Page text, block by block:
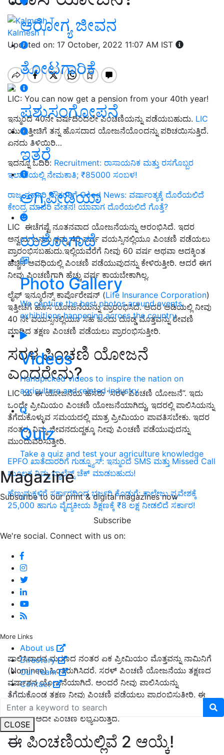
ಆರೋಗ್ಯ ಜೀವನ
ತೋಟಗಾರಿಕೆ
ಪಶುಸಂಗೋಪನೆ
ಇತರೆ
ಅಗ್ರಿಪೀಡಿಯಾ
ಯಶೋಗಾಥೆ
Photo Gallery
We capture the best photos around events,
exhibitions happening across the country
Videos
Handpicked videos to inspire the nation on
agriculture and related industry
Quiz
Take a quiz and test your agriculture knowledge
Magazine
Subscribe to our print & digital magazines now
Subscribe
We're social. Connect with us on:
More Links
About us
Directory
Our Team
Contact
CLOSE
Kalmesh T
Updated on: 17 October, 2022 11:07 AM IST
LIC: You can now get a pension from your 40th year!
ಇನ್ಮುಂದೆ 40ನೇ ವರ್ಷದಿಂದಲೇ ಪಿಂಚಣಿಯನ್ನು ಪಡೆಯಬಹುದು. LIC
ಯು ಇತ್ತೀಚಿಗೆ ತನ್ನ ಹೊಸದಾದ ಯೋಜನೆಯೊಂದನ್ನು ಪರಿಚಯಿಸುತ್ತಿದೆ.
ಏನದು ತಿಳಿಯಿರಿ…
ಇದನ್ನೂ ಓದಿರಿ: Recruitment: ರಾಸಾಯನಿಕ ಮತ್ತು ರಸಗೊಬ್ಬರ
ಇಲಾಖೆಯಲ್ಲಿ ನೇಮಕಾತಿ; ₹85000 ಸಂಬಳ!
ರಾಜ್ಯ ಸರ್ಕಾರಿ ನೌಕರರಿಗೆ Good News: ವರ್ಷಾಂತ್ಯಕ್ಕೆ ದೊರೆಯಲಿದೆ
ಕೇಂದ್ರ ಮಾದರಿ ವೇತನ! ಯಾವಾಗ ದೊರೆಯಲಿದೆ ಗೊತ್ತೆ?
LIC ಈಚೆಗಷ್ಟೆ ನೂತನವಾದ ಯೋಜನೆಯನ್ನು ಆರಂಭಿಸಿದೆ. ಇದರ
ಅನ್ವಯ ಜನರು ತಮ್ಮ 40 ವರ್ಷ ವಯಸ್ಸಿನಲ್ಲಿಯೂ ಪಿಂಚಣಿ ಪಡೆಯಲು
ಪ್ರಾರಂಭಿಸಬಹುದು.ಇಲ್ಲಿಯವರೆಗೆ ನೀವು 60 ವರ್ಷ ಅಥವಾ ಅದಕ್ಕಿಂತ
ಹೆಚ್ಚಿನ ಅವಧಿಯಲ್ಲಿ ಪಿಂಚಣಿ ಪಡೆಯುವುದನ್ನು ಕೇಳಿರುತ್ತೀರಿ. ಆದರೆ ಈಗ
ನೀವು ಪಿಂಚಣಿಗಾಗಿ ಹೆಚ್ಚು ವರ್ಷ ಕಾಯಬೇಕಾಗಿಲ್ಲ.
ಲೈಫ್ ಇನ್ಶೂರೆನ್ಸ್ ಕಾರ್ಪೊರೇಷನ್ (Life Insurance Corporation)
ಇತ್ತೀಚೆಗೆ ಹೊಸ ಯೋಜನೆಯನ್ನು ಪ್ರಾರಂಭಿಸಿದೆ. ಅದರ ಅಡಿಯಲ್ಲಿ ನೀವು
40 ನೇ ವಯಸ್ಸಿನಲ್ಲಿಯೂ ಸಹ ಒಂದು ದೊಡ್ಡ ಮೊತ್ತವನ್ನು ಠೇವಣಿ
ಮಾಡಿದ ತಕ್ಷಣ ಪಿಂಚಣಿ ಪಡೆಯಲು ಪ್ರಾರಂಭಿಸುತ್ತೀರಿ.
ಸರಳ ಪಿಂಚಣಿ ಯೋಜನೆ
ಎಂದರೇನು?
LIC ಯ ಈ ಯೋಜನೆಯ ಹೆಸರು “ಸರಳ ಪಿಂಚಣಿ ಯೋಜನೆ”. ಇದು
ಒಂದೇ ಪ್ರೀಮಿಯಂ ಪಿಂಚಣಿ ಯೋಜನೆಯಾಗಿದ್ದು, ಇದರಲ್ಲಿ ಪಾಲಿಸಿಯನ್ನು
ತೆಗೆದುಕೊಳ್ಳುವ ಸಮಯದಲ್ಲಿ ಮಾತ್ರ ಪ್ರೀಮಿಯಂ ಪಾವತಿಸಬೇಕು. ಇದರ
ನಂತರ, ನಿಮ್ಮ ಜೀವನದುದ್ದಕ್ಕೂ ನೀವು ಪಿಂಚಣಿ ಪಡೆಯುವುದನ್ನು
ಮುಂದುವರಿಸುತ್ತೀರಿ.
EPFO ಖಾತೆದಾರರಿಗೆ ಗುಡ್ನ್ಯೂಸ್: ಇನ್ಮುಂದೆ SMS ಮತ್ತು Missed Call
ಮೂಲಕ ನಿಮ್ಮ ಬ್ಯಾಲೆನ್ಸ್ ಚೆಕ್ ಮಾಡಬಹುದು!
ಹೆಣ್ಣುಮಕ್ಕಳಿಗೆ ಸರ್ಕಾರದಿಂದ ಭರ್ಜರಿ ಕೊಡುಗೆ: ಕಾಲೇಜು ಪ್ರವೇಶಕ್ಕೆ
25,000 ಹಾಗೂ ವೈದ್ಯಕೀಯ ಶಿಕ್ಷಣಕ್ಕೆ ₹8 ಲಕ್ಷ ನೀಡಲಿದೆ ಸರ್ಕಾರ!
ಪಾಲಿಸಿದಾರನ ಮರಣದ ನಂತರ ಏಕ ಪ್ರೀಮಿಯಂ ಮೊತ್ತವನ್ನು ನಾಮಿನಿಗೆ
(Nominee) ಹಿಂತಿರುಗಿಸಿದರೆ. ಸರಳ್ ಪಿಂಚಣಿ ಯೋಜನೆಯು ತಕ್ಷಣದ
ವರ್ಷಾಶನ ಯೋಜನೆಯಾಗಿದೆ. ಅಂದರೆ ನೀವು ಪಾಲಿಸಿಯನ್ನು
ತೆಗೆದುಕೊಂಡ ತಕ್ಷಣ ನೀವು ಪಿಂಚಣಿ ಪಡೆಯಲು ಪ್ರಾರಂಭಿಸುತ್ತೀರಿ. ಈ
ಪಾಲಿಸಿಯನ್ನು ತೆಗೆದುಕೊಂಡ ನಂತರ, ಪಿಂಚಣಿ ಪ್ರಾರಂಭವಾದಾಗ, ಇಡೀ
ಜೀವನಕ್ಕೆ ಅದೇ ಪಿಂಚಣಿ ಲಭ್ಯವಿರುತ್ತದೆ.
ಈ ಪಿಂಚಣಿಯಲ್ಲಿವೆ 2 ಆಯ್ಕೆ!